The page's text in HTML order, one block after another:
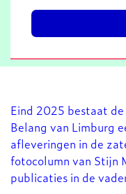
Eind 2025 bestaat
Belang van Limburg
afleveringen in de
fotocolumn van Stijn
publicaties in de